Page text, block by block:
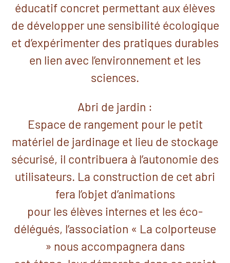
éducatif concret permettant aux élèves
de développer une sensibilité écologique
et d’expérimenter des pratiques durables
en lien avec l’environnement et les
sciences.
Abri de jardin :
Espace de rangement pour le petit
matériel de jardinage et lieu de stockage
sécurisé, il contribuera à l’autonomie des
utilisateurs. La construction de cet abri
fera l’objet d’animations
pour les élèves internes et les éco-
délégués, l’association « La colporteuse
» nous accompagnera dans